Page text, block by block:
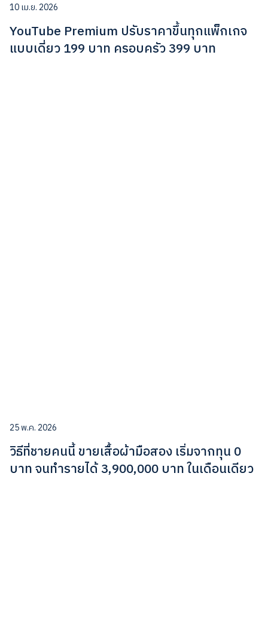
10 เม.ย. 2026
YouTube Premium ปรับราคาขึ้นทุกแพ็กเกจ
แบบเดี่ยว 199 บาท ครอบครัว 399 บาท
25 พ.ค. 2026
วิธีที่ชายคนนี้ ขายเสื้อผ้ามือสอง เริ่มจากทุน 0
บาท จนทำรายได้ 3,900,000 บาท ในเดือนเดียว